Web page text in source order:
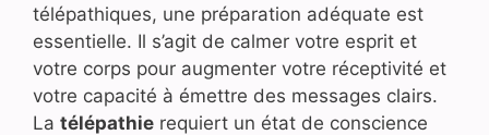
télépathiques, une préparation adéquate est
essentielle. Il s’agit de calmer votre esprit et
votre corps pour augmenter votre réceptivité et
votre capacité à émettre des messages clairs.
La télépathie requiert un état de conscience